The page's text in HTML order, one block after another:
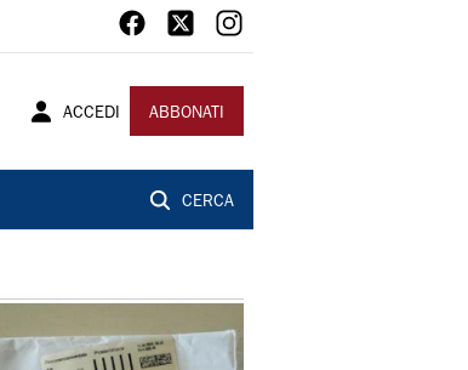
ACCEDI ABBONATI
CERCA